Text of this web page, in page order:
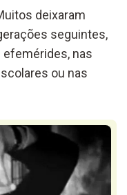
deixaram
seguintes,
nas
ou nas